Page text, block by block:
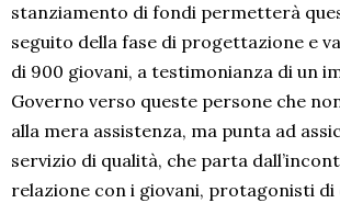
stanziamento di fondi permetterà
seguito della fase di progettazione e
di 900 giovani, a testimonianza di un
Governo verso queste persone che
alla mera assistenza, ma punta ad
servizio di qualità, che parta
relazione con i giovani, protagonisti di